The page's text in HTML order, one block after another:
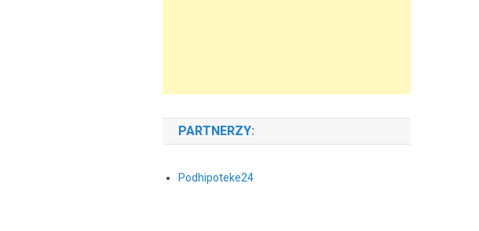
PARTNERZY:
Podhipoteke24